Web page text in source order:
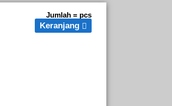
Jumlah = pcs
Keranjang